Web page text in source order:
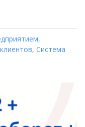
,
, Система